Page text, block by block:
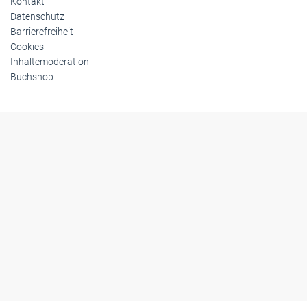
Datenschutz
Barrierefreiheit
Cookies
Inhaltemoderation
Buchshop